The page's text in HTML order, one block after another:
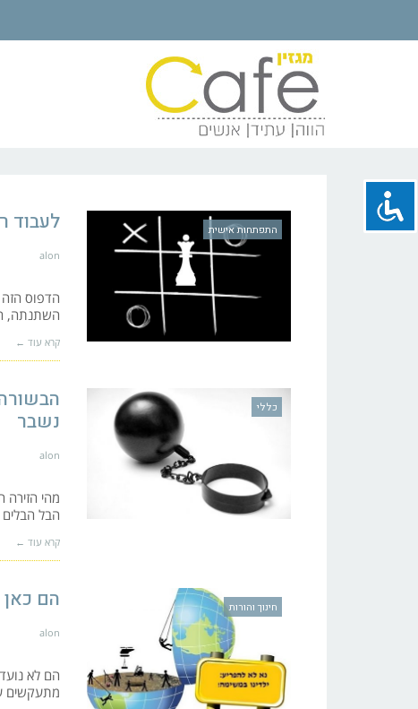
התפתחות אישית לעבוד
alon
הדפוס
השתנתה,
קרא עוד ←
כללי
נשבר
alon
מהי
הבל הבלים
קרא עוד ←
חינוך והורות הם
alon
הם לא
מתעקשים